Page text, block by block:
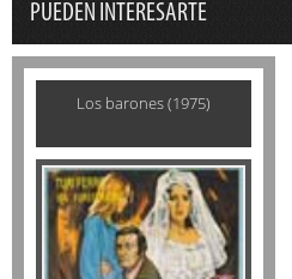
PUEDEN INTERESARTE
Los barones (1975)